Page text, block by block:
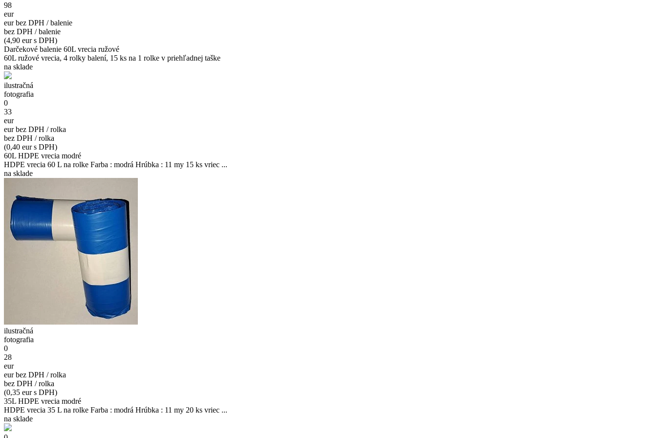
98
eur
eur bez DPH / balenie
bez DPH / balenie
(4,90 eur s DPH)
Darčekové balenie 60L vrecia ružové
60L ružové vrecia, 4 rolky balení, 15 ks na 1 rolke v priehľadnej taške
na sklade
ilustračná
fotografia
0
33
eur
eur bez DPH / rolka
bez DPH / rolka
(0,40 eur s DPH)
60L HDPE vrecia modré
HDPE vrecia 60 L na rolke Farba : modrá Hrúbka : 11 my 15 ks vriec ...
na sklade
ilustračná
fotografia
0
28
eur
eur bez DPH / rolka
bez DPH / rolka
(0,35 eur s DPH)
35L HDPE vrecia modré
HDPE vrecia 35 L na rolke Farba : modrá Hrúbka : 11 my 20 ks vriec ...
na sklade